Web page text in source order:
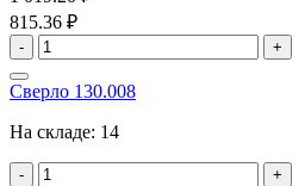
815.36 ₽
- +
Сверло 130.008
На складе: 14
- +